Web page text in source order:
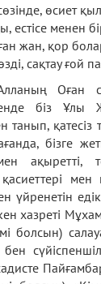
өсиет
естісе менен
жан, қор
сақтау ғой
Оған
біз
танып, қатесіз
бізге
ақыретті,
мен
үйренетін
хазреті
болсын)